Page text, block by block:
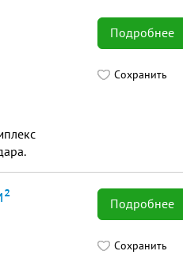
Подробнее
Сохранить
Подробнее
Сохранить